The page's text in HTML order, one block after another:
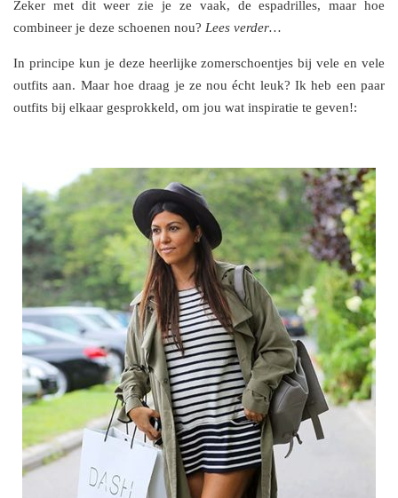
Zeker met dit weer zie je ze vaak, de espadrilles, maar hoe
combineer je deze schoenen nou? Lees verder…
In principe kun je deze heerlijke zomerschoentjes bij vele en vele
outfits aan. Maar hoe draag je ze nou écht leuk? Ik heb een paar
outfits bij elkaar gesprokkeld, om jou wat inspiratie te geven!: